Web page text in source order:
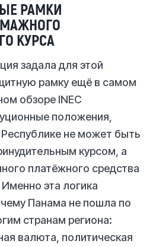
РАМКИ
КУРСА
задала для этой
рамку ещё в самом
обзоре INEC
положения,
не может быть
курсом, а
платёжного средства
эта логика
Панама не пошла по
странам региона:
валюта, политическая